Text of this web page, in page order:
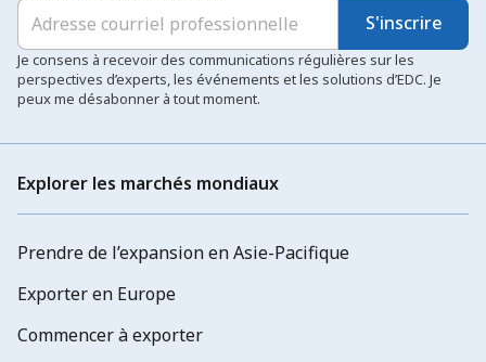
S'inscrire
Je consens à recevoir des communications régulières sur les
perspectives d’experts, les événements et les solutions d’EDC. Je
peux me désabonner à tout moment.
Explorer les marchés mondiaux
Prendre de l’expansion en Asie-Pacifique
Exporter en Europe
Commencer à exporter